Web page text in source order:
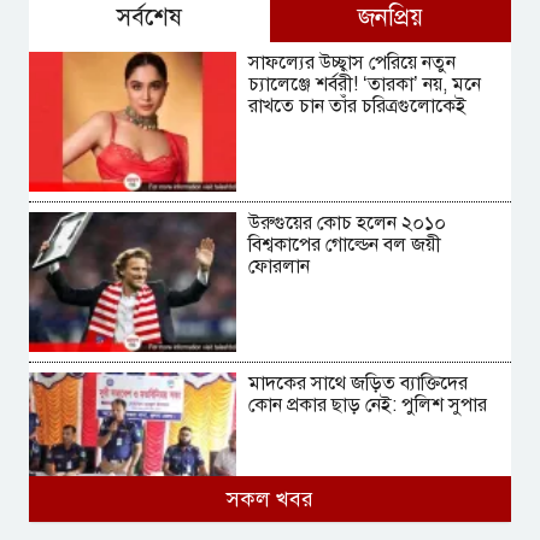
সর্বশেষ জনপ্রিয়
সাফল্যের উচ্ছ্বাস পেরিয়ে নতুন
চ্যালেঞ্জে শর্বরী! ‘তারকা’ নয়, মনে
রাখতে চান তাঁর চরিত্রগুলোকেই
উরুগুয়ের কোচ হলেন ২০১০
বিশ্বকাপের গোল্ডেন বল জয়ী
ফোরলান
মাদকের সাথে জড়িত ব্যাক্তিদের
কোন প্রকার ছাড় নেই: পুলিশ সুপার
সকল খবর